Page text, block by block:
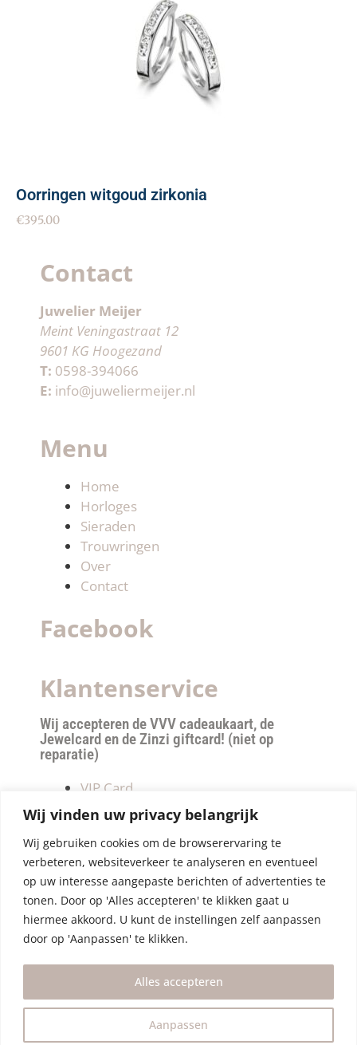
Wij vinden uw privacy belangrijk
Wij gebruiken cookies om de browserervaring te
verbeteren, websiteverkeer te analyseren en eventueel
op uw interesse aangepaste berichten of advertenties te
tonen. Door op 'Alles accepteren' te klikken gaat u
hiermee akkoord. U kunt de instellingen zelf aanpassen
door op 'Aanpassen' te klikken.
Aanpassen
Alles accepteren
Oorringen witgoud zirkonia
€395.00
Contact
Juwelier Meijer
Meint Veningastraat 12
9601 KG Hoogezand
T: 0598-394066
E: info@juweliermeijer.nl
Menu
Home
Horloges
Sieraden
Trouwringen
Over
Contact
Facebook
Klantenservice
Wij accepteren de VVV cadeaukaart, de
Jewelcard en de Zinzi giftcard! (niet op
reparatie)
VIP Card
Retourneren
Betalen & verzendkosten
Privacy Policy
Algemene Voorwaarden